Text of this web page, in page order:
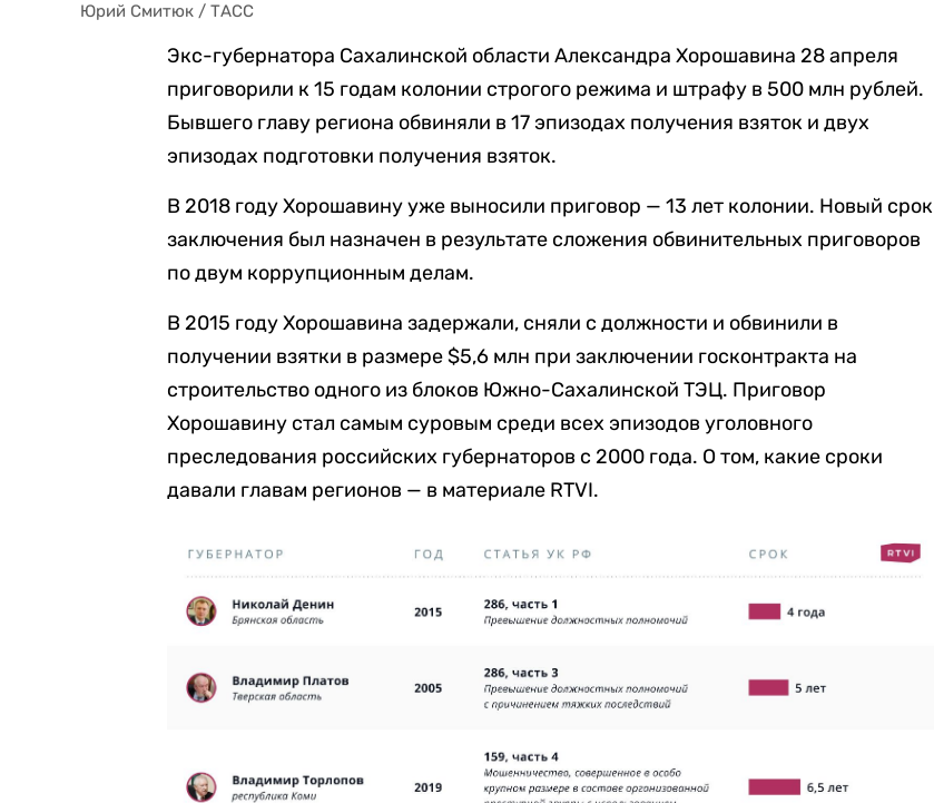
Юрий Смитюк / ТАСС
Экс-губернатора Сахалинской области Александра Хорошавина 28 апреля
приговорили к 15 годам колонии строгого режима и штрафу в 500 млн рублей.
Бывшего главу региона обвиняли в 17 эпизодах получения взяток и двух
эпизодах подготовки получения взяток.
В 2018 году Хорошавину уже выносили приговор — 13 лет колонии. Новый срок
заключения был назначен в результате сложения обвинительных приговоров
по двум коррупционным делам.
В 2015 году Хорошавина задержали, сняли с должности и обвинили в
получении взятки в размере $5,6 млн при заключении госконтракта на
строительство одного из блоков Южно-Сахалинской ТЭЦ. Приговор
Хорошавину стал самым суровым среди всех эпизодов уголовного
преследования российских губернаторов с 2000 года. О том, какие сроки
давали главам регионов — в материале RTVI.